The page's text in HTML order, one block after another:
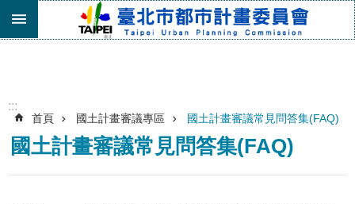
跳到主要內容區塊
關
介
紹
:::
首頁 國土計畫審議專區 國土計畫審議常見問答集(FAQ)
國土計畫審議常見問答集(FAQ)